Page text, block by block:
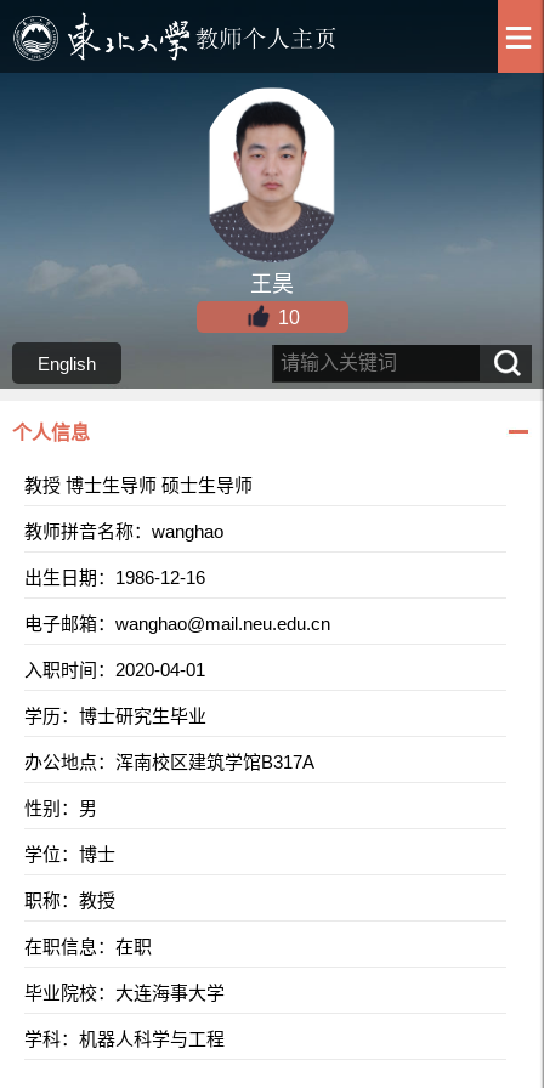
王昊
10
English
个人信息
教授 博士生导师 硕士生导师
教师拼音名称：wanghao
出生日期：1986-12-16
电子邮箱： wanghao@mail.neu.edu.cn
入职时间：2020-04-01
学历：博士研究生毕业
办公地点：浑南校区建筑学馆B317A
性别：男
学位：博士
职称：教授
在职信息：在职
毕业院校：大连海事大学
学科：机器人科学与工程